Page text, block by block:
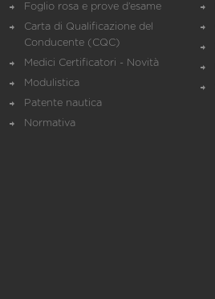
Foglio rosa e prove d’esame
Carta di Qualificazione del
Conducente (CQC)
Medici Certificatori - Novità
Modulistica
Patente nautica
Normativa